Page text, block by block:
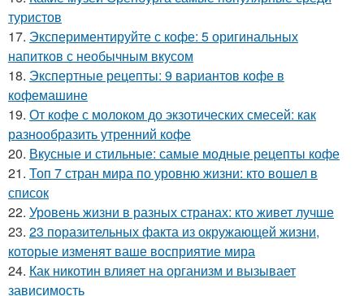
туристов
17. Экспериментируйте с кофе: 5 оригинальных
напитков с необычным вкусом
18. Экспертные рецепты: 9 вариантов кофе в
кофемашине
19. От кофе с молоком до экзотических смесей: как
разнообразить утренний кофе
20. Вкусные и стильные: самые модные рецепты кофе
21. Топ 7 стран мира по уровню жизни: кто вошел в
список
22. Уровень жизни в разных странах: кто живет лучше
23. 23 поразительных факта из окружающей жизни,
которые изменят ваше восприятие мира
24. Как никотин влияет на организм и вызывает
зависимость